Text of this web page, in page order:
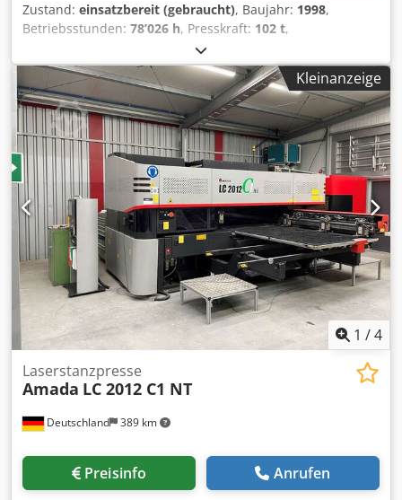
Zustand: einsatzbereit (gebraucht), Baujahr: 1998,
Betriebsstunden: 78’026 h, Presskraft: 102 t,
, Anzahl der Achsen:
Achsen-Abkantpresse vom Typ AMADA HFBO 100-30 wurde
1998 hergestellt. Sie verfügt über eine maximale Presskraft
von 1000 kN und eine Biegelänge von 3100 mm und bietet
damit solide Leistungsfähigkeit für vielfältige
Anwendungen. Im Jahr 2024 wurden an der Maschine
Software-Upgrades durchgeführt und die Zylinder
ausgetauscht. Wenn Sie auf der Suche nach hochwertigen
Biegekapazitäten sind, sollten Sie die von uns zum Verkauf
angebotene Abkantpresse AMADA HFBO 100-30 in Betracht
ziehen. Kontaktieren Sie uns für weitere Details. Cedpfxozl
Dvqj Abtjrf • Abstand zwischen den Rahmen: 2700 mm •
Maximaler Hub: 200 mm • Anzahl der Achsen: 8 (Y1, Y2, X1,
X2, R1, R2, Z1, Z2) • Spannung: 400/415 V • Frequenz: 50 Hz
• Nennstrom: 199 A • Anzahl der Phasen: 3 • Installierte
Leistung: 9 kW • Geräuschpegel:
Kleinanzeige
1 /4
Deutschland 389 km
Laserstanzpresse
Amada LC 2012 C1 NT
Preisinfo Anrufen